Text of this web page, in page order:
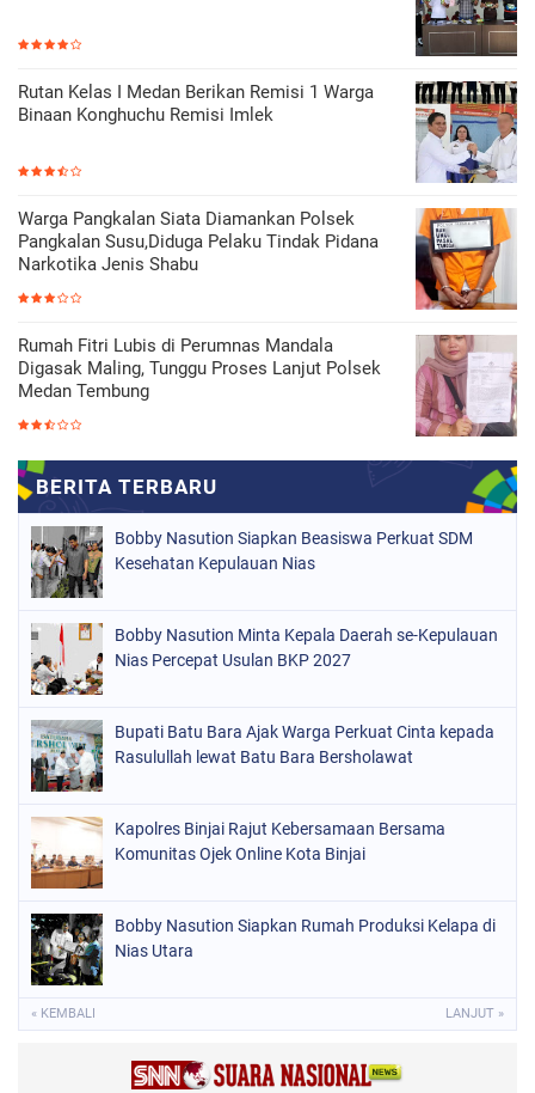
Rutan Kelas I Medan Berikan Remisi 1 Warga
Binaan Konghuchu Remisi Imlek
Warga Pangkalan Siata Diamankan Polsek
Pangkalan Susu,Diduga Pelaku Tindak Pidana
Narkotika Jenis Shabu
Rumah Fitri Lubis di Perumnas Mandala
Digasak Maling, Tunggu Proses Lanjut Polsek
Medan Tembung
Bobby Nasution Siapkan Beasiswa Perkuat SDM
Kesehatan Kepulauan Nias
Bobby Nasution Minta Kepala Daerah se-Kepulauan
Nias Percepat Usulan BKP 2027
Bupati Batu Bara Ajak Warga Perkuat Cinta kepada
Rasulullah lewat Batu Bara Bersholawat
Kapolres Binjai Rajut Kebersamaan Bersama
Komunitas Ojek Online Kota Binjai
Bobby Nasution Siapkan Rumah Produksi Kelapa di
Nias Utara
« KEMBALI LANJUT »